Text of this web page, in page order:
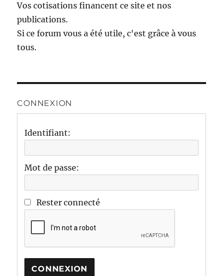
Vos cotisations financent ce site et nos
publications.
Si ce forum vous a été utile, c'est grâce à vous
tous.
CONNEXION
Identifiant:
Mot de passe:
Rester connecté
CONNEXION